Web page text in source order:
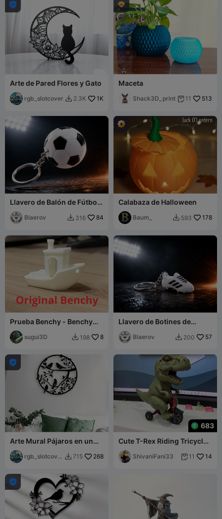

Arte de Pared Flores y Gato
rgb_slotcover  2.3K 1K

Maceta
Shack3D_print  11 513
Llavero de Balón de Fútbol /
Llavero Fútbol - Kit PETG
de 2 Placas
Blaerov  316 84
Calabaza de Halloween
Baum_  593 178
Prueba Benchy - Benchy
Original
sugui3D  198 8
Llavero de Botines de
Fútbol / Llavero de Zapato
de Fútbol / Dije Deportivo
Blaerov  200 57

Arte Mural Pájaros en un
Árbol
rgb_slotcove
 715 268
683
Cute T-Rex Riding Tricycle -
Mini Dinosaur Figurine
ShivaniFani33  11 14
